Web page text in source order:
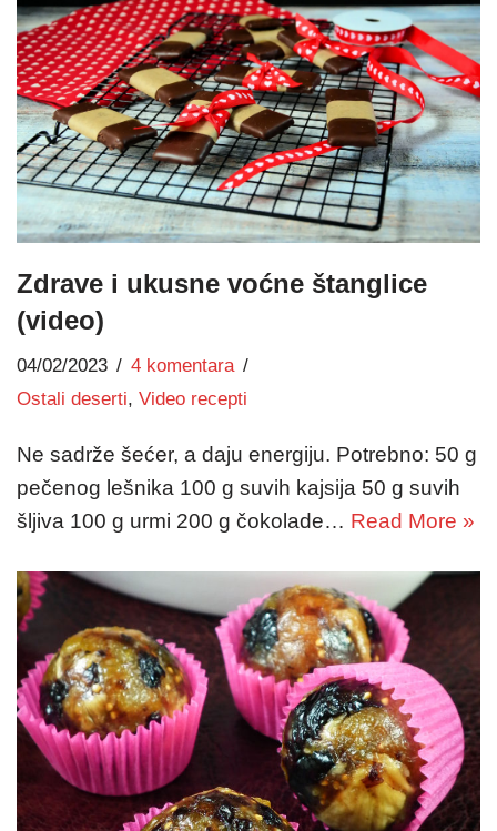
Zdrave i ukusne voćne štanglice
(video)
04/02/2023
4 komentara
Ostali deserti, Video recepti
Ne sadrže šećer, a daju energiju. Potrebno: 50 g
pečenog lešnika 100 g suvih kajsija 50 g suvih
šljiva 100 g urmi 200 g čokolade… Read More »